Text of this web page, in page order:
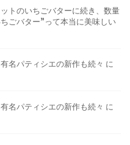
トのいちごバターに続き、数量
ごバター”って本当に美味しい
名パティシエの新作も続々 に
名パティシエの新作も続々 に